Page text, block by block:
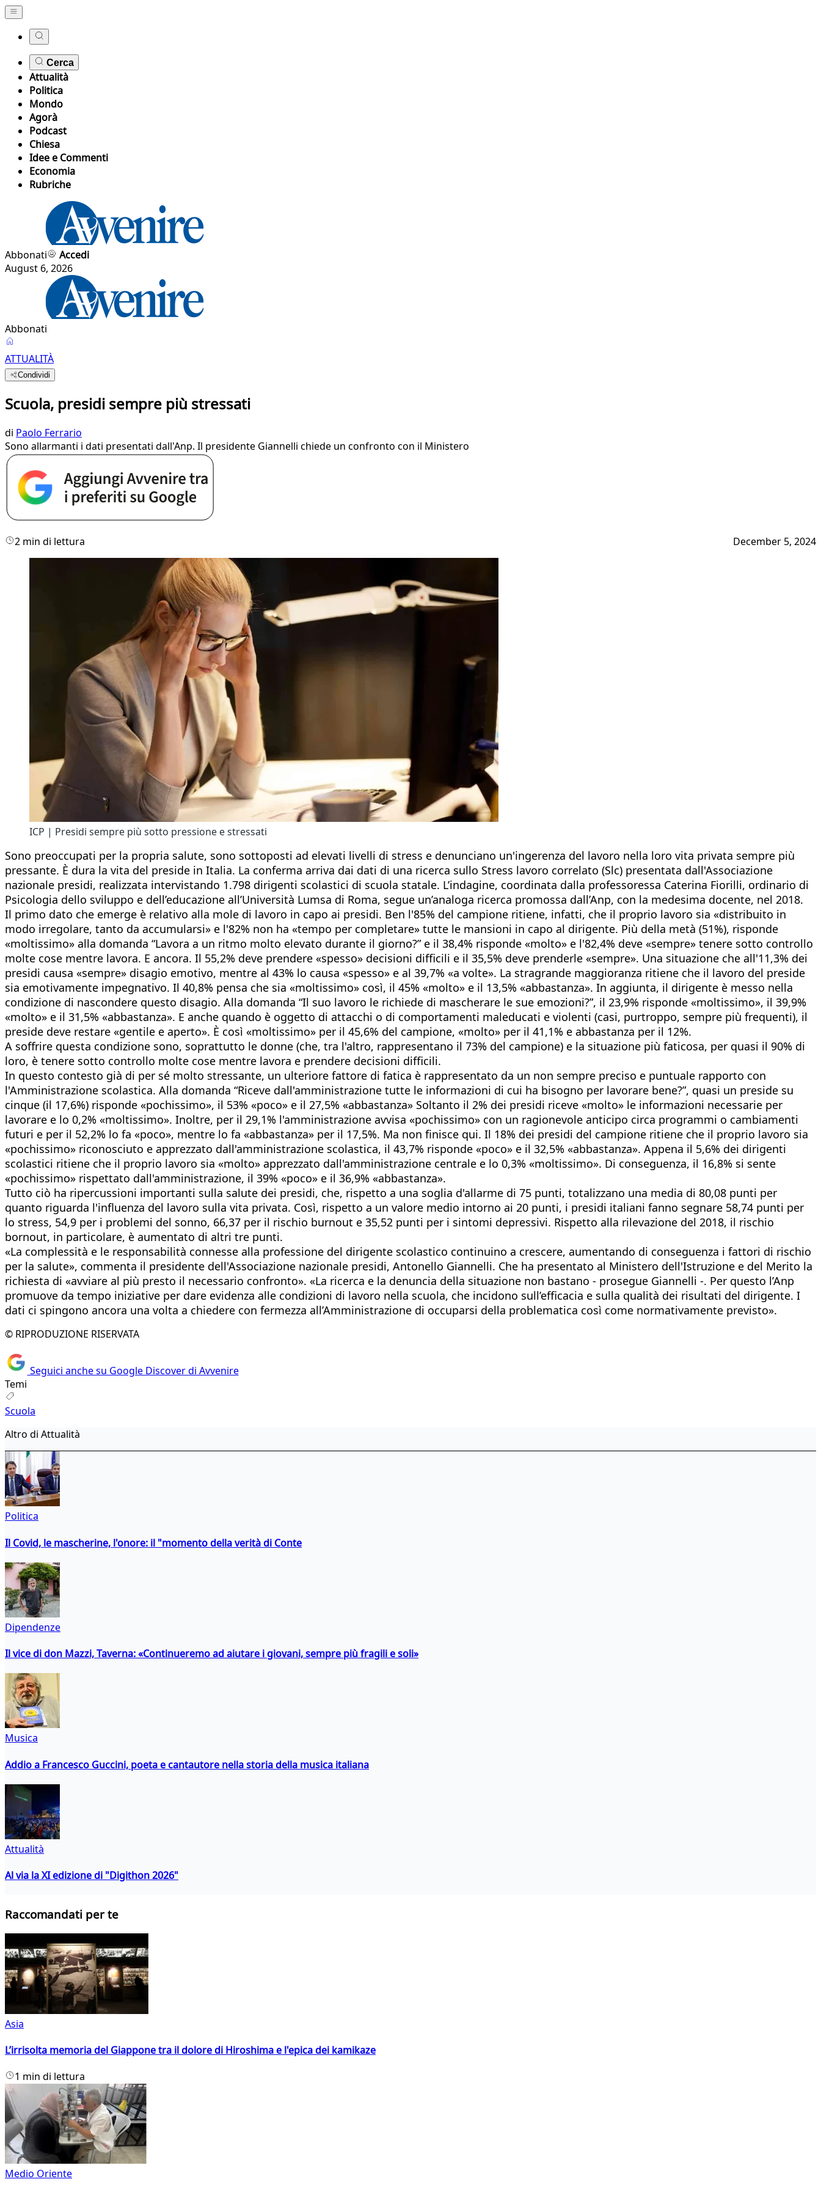
Cerca
Attualità
Politica
Mondo
Agorà
Podcast
Chiesa
Idee e Commenti
Economia
Rubriche
Abbonati
Accedi
August 6, 2026
Abbonati
ATTUALITÀ
Condividi
Scuola, presidi sempre più stressati
di Paolo Ferrario
Sono allarmanti i dati presentati dall'Anp. Il presidente Giannelli chiede un confronto con il Ministero
2 min di lettura December 5, 2024
ICP | Presidi sempre più sotto pressione e stressati
Sono preoccupati per la propria salute, sono sottoposti ad elevati livelli di stress e denunciano un'ingerenza del lavoro nella loro vita privata sempre più
pressante. È dura la vita del preside in Italia. La conferma arriva dai dati di una ricerca sullo Stress lavoro correlato (Slc) presentata dall'Associazione
nazionale presidi, realizzata intervistando 1.798 dirigenti scolastici di scuola statale. L’indagine, coordinata dalla professoressa Caterina Fiorilli, ordinario di
Psicologia dello sviluppo e dell’educazione all’Università Lumsa di Roma, segue un’analoga ricerca promossa dall’Anp, con la medesima docente, nel 2018.
Il primo dato che emerge è relativo alla mole di lavoro in capo ai presidi. Ben l'85% del campione ritiene, infatti, che il proprio lavoro sia «distribuito in
modo irregolare, tanto da accumularsi» e l'82% non ha «tempo per completare» tutte le mansioni in capo al dirigente. Più della metà (51%), risponde
«moltissimo» alla domanda “Lavora a un ritmo molto elevato durante il giorno?” e il 38,4% risponde «molto» e l'82,4% deve «sempre» tenere sotto controllo
molte cose mentre lavora. E ancora. Il 55,2% deve prendere «spesso» decisioni difficili e il 35,5% deve prenderle «sempre». Una situazione che all'11,3% dei
presidi causa «sempre» disagio emotivo, mentre al 43% lo causa «spesso» e al 39,7% «a volte». La stragrande maggioranza ritiene che il lavoro del preside
sia emotivamente impegnativo. Il 40,8% pensa che sia «moltissimo» così, il 45% «molto» e il 13,5% «abbastanza». In aggiunta, il dirigente è messo nella
condizione di nascondere questo disagio. Alla domanda “Il suo lavoro le richiede di mascherare le sue emozioni?”, il 23,9% risponde «moltissimo», il 39,9%
«molto» e il 31,5% «abbastanza». E anche quando è oggetto di attacchi o di comportamenti maleducati e violenti (casi, purtroppo, sempre più frequenti), il
preside deve restare «gentile e aperto». È così «moltissimo» per il 45,6% del campione, «molto» per il 41,1% e abbastanza per il 12%.
A soffrire questa condizione sono, soprattutto le donne (che, tra l'altro, rappresentano il 73% del campione) e la situazione più faticosa, per quasi il 90% di
loro, è tenere sotto controllo molte cose mentre lavora e prendere decisioni difficili.
In questo contesto già di per sé molto stressante, un ulteriore fattore di fatica è rappresentato da un non sempre preciso e puntuale rapporto con
l'Amministrazione scolastica. Alla domanda “Riceve dall'amministrazione tutte le informazioni di cui ha bisogno per lavorare bene?”, quasi un preside su
cinque (il 17,6%) risponde «pochissimo», il 53% «poco» e il 27,5% «abbastanza» Soltanto il 2% dei presidi riceve «molto» le informazioni necessarie per
lavorare e lo 0,2% «moltissimo». Inoltre, per il 29,1% l'amministrazione avvisa «pochissimo» con un ragionevole anticipo circa programmi o cambiamenti
futuri e per il 52,2% lo fa «poco», mentre lo fa «abbastanza» per il 17,5%. Ma non finisce qui. Il 18% dei presidi del campione ritiene che il proprio lavoro sia
«pochissimo» riconosciuto e apprezzato dall'amministrazione scolastica, il 43,7% risponde «poco» e il 32,5% «abbastanza». Appena il 5,6% dei dirigenti
scolastici ritiene che il proprio lavoro sia «molto» apprezzato dall'amministrazione centrale e lo 0,3% «moltissimo». Di conseguenza, il 16,8% si sente
«pochissimo» rispettato dall'amministrazione, il 39% «poco» e il 36,9% «abbastanza».
Tutto ciò ha ripercussioni importanti sulla salute dei presidi, che, rispetto a una soglia d'allarme di 75 punti, totalizzano una media di 80,08 punti per
quanto riguarda l'influenza del lavoro sulla vita privata. Così, rispetto a un valore medio intorno ai 20 punti, i presidi italiani fanno segnare 58,74 punti per
lo stress, 54,9 per i problemi del sonno, 66,37 per il rischio burnout e 35,52 punti per i sintomi depressivi. Rispetto alla rilevazione del 2018, il rischio
bornout, in particolare, è aumentato di altri tre punti.
«La complessità e le responsabilità connesse alla professione del dirigente scolastico continuino a crescere, aumentando di conseguenza i fattori di rischio
per la salute», commenta il presidente dell'Associazione nazionale presidi, Antonello Giannelli. Che ha presentato al Ministero dell'Istruzione e del Merito la
richiesta di «avviare al più presto il necessario confronto». «La ricerca e la denuncia della situazione non bastano - prosegue Giannelli -. Per questo l’Anp
promuove da tempo iniziative per dare evidenza alle condizioni di lavoro nella scuola, che incidono sull’efficacia e sulla qualità dei risultati del dirigente. I
dati ci spingono ancora una volta a chiedere con fermezza all’Amministrazione di occuparsi della problematica così come normativamente previsto».
© RIPRODUZIONE RISERVATA
Seguici anche su Google Discover di Avvenire
Temi
Scuola
Altro di Attualità
Politica
Il Covid, le mascherine, l'onore: il "momento della verità di Conte
Dipendenze
Il vice di don Mazzi, Taverna: «Continueremo ad aiutare i giovani, sempre più fragili e soli»
Musica
Addio a Francesco Guccini, poeta e cantautore nella storia della musica italiana
Attualità
Al via la XI edizione di "Digithon 2026"
Raccomandati per te
Asia
L’irrisolta memoria del Giappone tra il dolore di Hiroshima e l'epica dei kamikaze
1 min di lettura
Medio Oriente